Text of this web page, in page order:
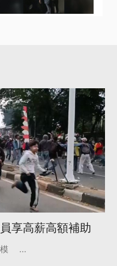
享高薪高額補助
...